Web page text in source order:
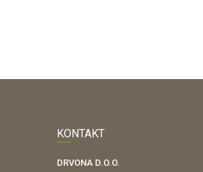
KONTAKT
DRVONA D.O.O.